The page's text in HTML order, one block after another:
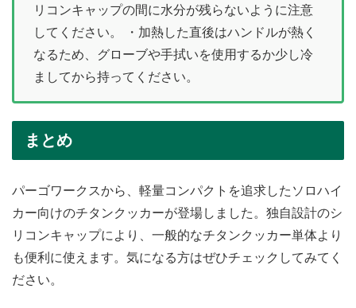
リコンキャップの間に水分が残らないように注意
してください。 ・加熱した直後はハンドルが熱く
なるため、グローブや手拭いを使用するか少し冷
ましてから持ってください。
まとめ
パーゴワークスから、軽量コンパクトを追求したソロハイ
カー向けのチタンクッカーが登場しました。独自設計のシ
リコンキャップにより、一般的なチタンクッカー単体より
も便利に使えます。気になる方はぜひチェックしてみてく
ださい。